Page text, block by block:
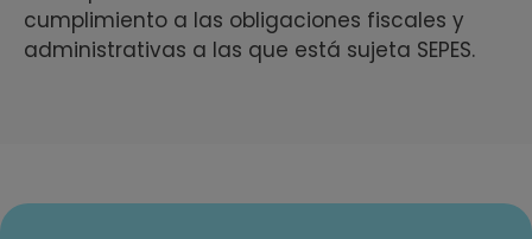
cumplimiento a las obligaciones fiscales y
administrativas a las que está sujeta SEPES.